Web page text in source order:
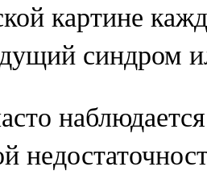
картине
синдром